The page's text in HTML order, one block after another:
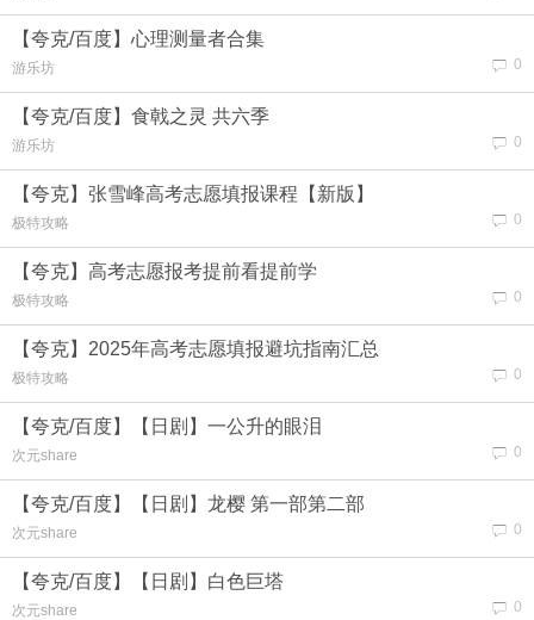
【夸克/百度】心理测量者合集
游乐坊 0
【夸克/百度】食戟之灵 共六季
游乐坊 0
【夸克】张雪峰高考志愿填报课程【新版】
极特攻略 0
【夸克】高考志愿报考提前看提前学
极特攻略 0
【夸克】2025年高考志愿填报避坑指南汇总
极特攻略 0
【夸克/百度】【日剧】一公升的眼泪
次元share 0
【夸克/百度】【日剧】龙樱 第一部第二部
次元share 0
【夸克/百度】【日剧】白色巨塔
次元share 0